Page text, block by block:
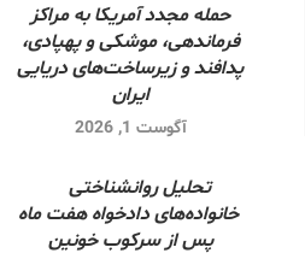
حمله مجدد آمریکا به مراکز
فرماندهی، موشکی و پهپادی،
پدافند و زیرساخت‌های دریایی
ایران
آگوست 1, 2026
تحلیل روانشناختی
خانواده‌های دادخواه هفت ماه
پس از سرکوب خونین